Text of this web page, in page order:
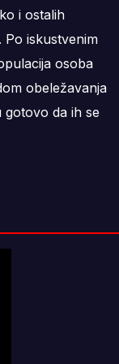
i ostalih
Po iskustvenim
osoba
obeležavanja
da ih se